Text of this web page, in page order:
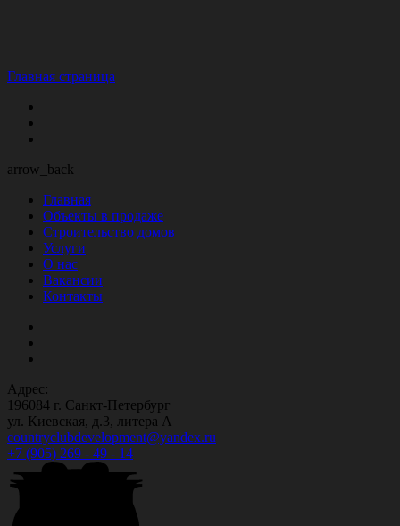
Главная страница
arrow_back
Главная
Объекты в продаже
Строительство домов
Услуги
О нас
Вакансии
Контакты
Адрес:
196084 г. Санкт-Петербург
ул. Киевская, д.3, литера А
countryclubdevelopment@yandex.ru
+7 (905) 269 - 49 - 14